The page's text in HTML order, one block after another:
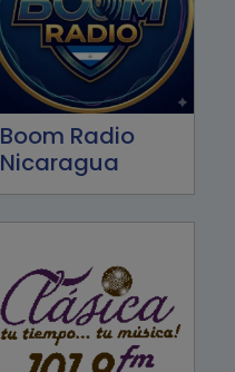
Boom Radio
Nicaragua